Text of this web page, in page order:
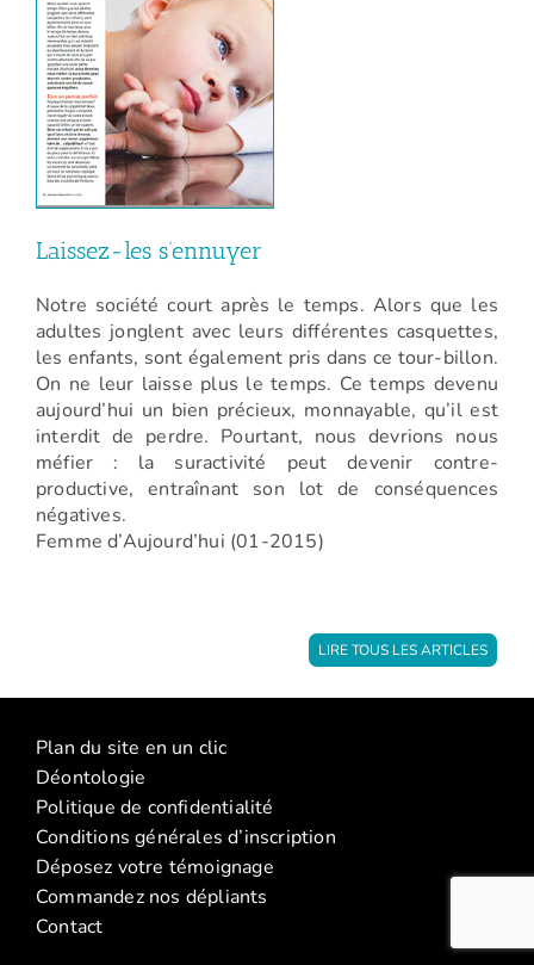
Laissez-les s’ennuyer
Notre société court après le temps. Alors que les
adultes jonglent avec leurs différentes casquettes,
les enfants, sont également pris dans ce tour-billon.
On ne leur laisse plus le temps. Ce temps devenu
aujourd’hui un bien précieux, monnayable, qu’il est
interdit de perdre. Pourtant, nous devrions nous
méfier : la suractivité peut devenir contre-
productive, entraînant son lot de conséquences
négatives.
Femme d’Aujourd’hui (01-2015)
LIRE TOUS LES ARTICLES
Plan du site en un clic
Déontologie
Politique de confidentialité
Conditions générales d’inscription
Déposez votre témoignage
Commandez nos dépliants
Contact